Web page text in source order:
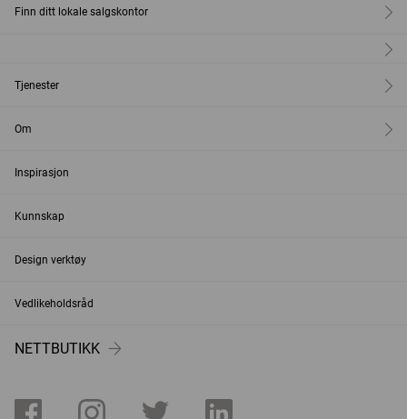
Finn ditt lokale salgskontor
Tjenester
Om
Inspirasjon
Kunnskap
Design verktøy
Vedlikeholdsråd
NETTBUTIKK